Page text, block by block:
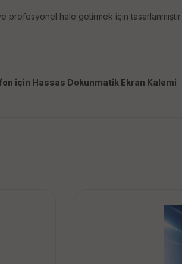
profesyonel hale getirmek için tasarlanmıştır.
için Hassas Dokunmatik Ekran Kalemi